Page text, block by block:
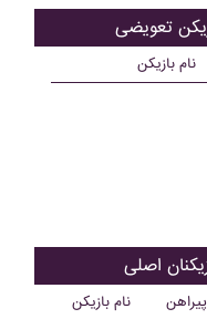
نام بازیکن
نام بازیکن پیراهن